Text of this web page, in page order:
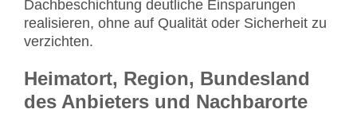
Dachbeschichtung deutliche Einsparungen
realisieren, ohne auf Qualität oder Sicherheit zu
verzichten.
Heimatort, Region, Bundesland
des Anbieters und Nachbarorte